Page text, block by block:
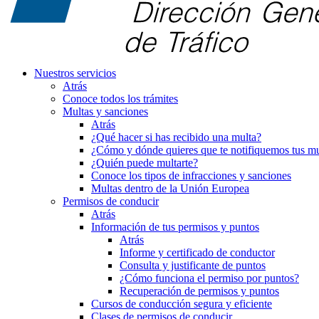
Nuestros servicios
Atrás
Conoce todos los trámites
Multas y sanciones
Atrás
¿Qué hacer si has recibido una multa?
¿Cómo y dónde quieres que te notifiquemos tus
¿Quién puede multarte?
Conoce los tipos de infracciones y sanciones
Multas dentro de la Unión Europea
Permisos de conducir
Atrás
Información de tus permisos y puntos
Atrás
Informe y certificado de conductor
Consulta y justificante de puntos
¿Cómo funciona el permiso por puntos?
Recuperación de permisos y puntos
Cursos de conducción segura y eficiente